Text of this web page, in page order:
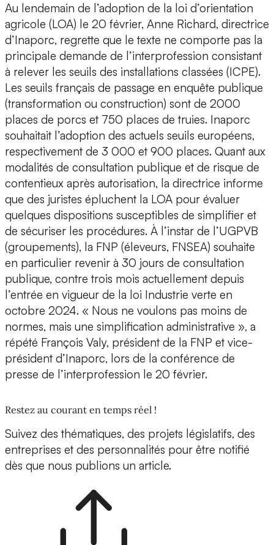
Au lendemain de l’adoption de la loi d’orientation
agricole (LOA) le 20 février, Anne Richard, directrice
d’Inaporc, regrette que le texte ne comporte pas la
principale demande de l’interprofession consistant
à relever les seuils des installations classées (ICPE).
Les seuils français de passage en enquête publique
(transformation ou construction) sont de 2000
places de porcs et 750 places de truies. Inaporc
souhaitait l’adoption des actuels seuils européens,
respectivement de 3 000 et 900 places. Quant aux
modalités de consultation publique et de risque de
contentieux après autorisation, la directrice informe
que des juristes épluchent la LOA pour évaluer
quelques dispositions susceptibles de simplifier et
de sécuriser les procédures. À l’instar de l’UGPVB
(groupements), la FNP (éleveurs, FNSEA) souhaite
en particulier revenir à 30 jours de consultation
publique, contre trois mois actuellement depuis
l’entrée en vigueur de la loi Industrie verte en
octobre 2024. « Nous ne voulons pas moins de
normes, mais une simplification administrative », a
répété François Valy, président de la FNP et vice-
président d’Inaporc, lors de la conférence de
presse de l’interprofession le 20 février.
Restez au courant en temps réel !
Suivez des thématiques, des projets législatifs, des
entreprises et des personnalités pour être notifié
dès que nous publions un article.